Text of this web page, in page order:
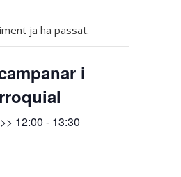
ja ha passat.
i
12:00 - 13:30